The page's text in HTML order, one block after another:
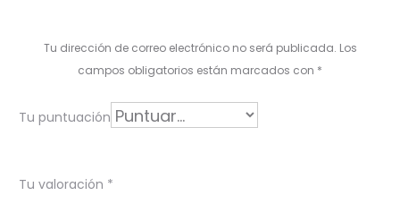
r
Tu dirección de correo electrónico no será publicada. Los
campos obligatorios están marcados con *
Tu puntuación
Tu valoración *